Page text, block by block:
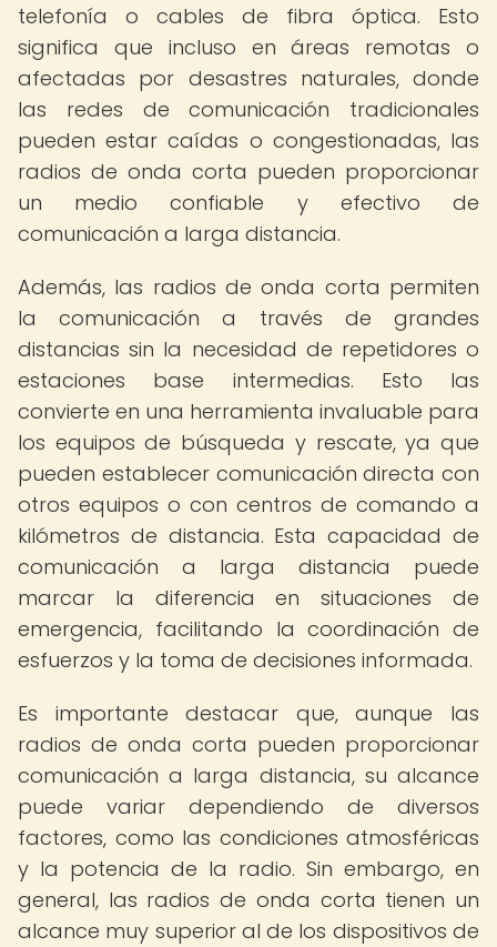
telefonía o cables de fibra óptica. Esto
significa que incluso en áreas remotas o
afectadas por desastres naturales, donde
las redes de comunicación tradicionales
pueden estar caídas o congestionadas, las
radios de onda corta pueden proporcionar
un medio confiable y efectivo de
comunicación a larga distancia.
Además, las radios de onda corta permiten
la comunicación a través de grandes
distancias sin la necesidad de repetidores o
estaciones base intermedias. Esto las
convierte en una herramienta invaluable para
los equipos de búsqueda y rescate, ya que
pueden establecer comunicación directa con
otros equipos o con centros de comando a
kilómetros de distancia. Esta capacidad de
comunicación a larga distancia puede
marcar la diferencia en situaciones de
emergencia, facilitando la coordinación de
esfuerzos y la toma de decisiones informada.
Es importante destacar que, aunque las
radios de onda corta pueden proporcionar
comunicación a larga distancia, su alcance
puede variar dependiendo de diversos
factores, como las condiciones atmosféricas
y la potencia de la radio. Sin embargo, en
general, las radios de onda corta tienen un
alcance muy superior al de los dispositivos de